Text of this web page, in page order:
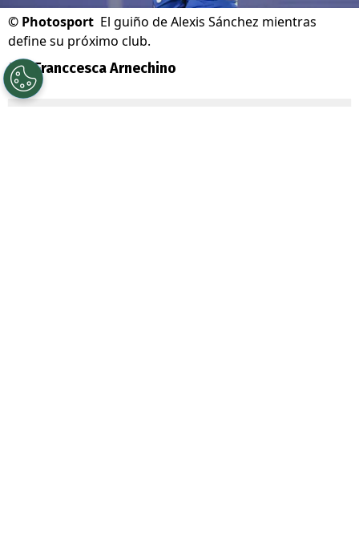
© Photosport El guiño de Alexis Sánchez mientras
define su próximo club.
Por Franccesca Arnechino